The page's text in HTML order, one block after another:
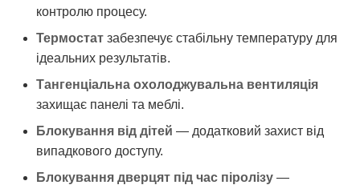
контролю процесу.
Термостат забезпечує стабільну температуру для
ідеальних результатів.
Тангенціальна охолоджувальна вентиляція
захищає панелі та меблі.
Блокування від дітей — додатковий захист від
випадкового доступу.
Блокування дверцят під час піролізу —